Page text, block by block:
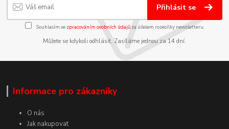
Přihlásit se
Souhlasím se zpracováním osobních údajůza účelem rozesílky newsletteru.
Můžete se kdykoli odhlásit. Zasíláme jednou za 14 dní.
Informace pro zákazníky
O nás
Jak nakupovat